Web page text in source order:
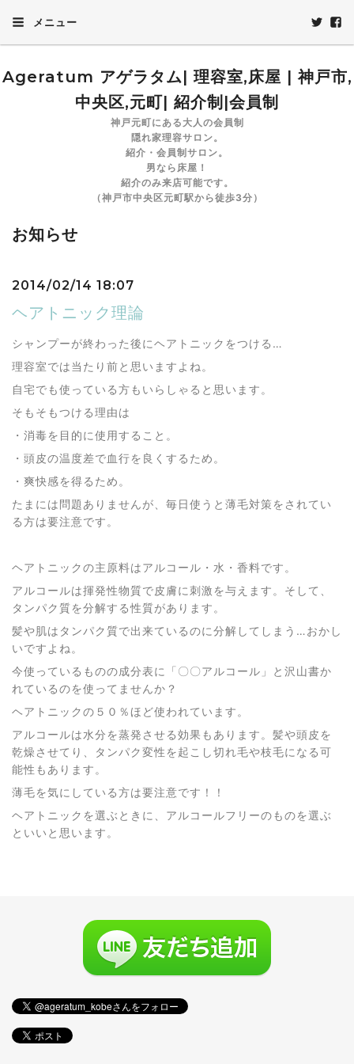
メニュー
Ageratum アゲラタム| 理容室,床屋 | 神戸市,
中央区,元町| 紹介制|会員制
神戸元町にある大人の会員制
隠れ家理容サロン。
紹介・会員制サロン。
男なら床屋！
紹介のみ来店可能です。
（神戸市中央区元町駅から徒歩3分）
お知らせ
2014/02/14 18:07
ヘアトニック理論
シャンプーが終わった後にヘアトニックをつける…
理容室では当たり前と思いますよね。
自宅でも使っている方もいらしゃると思います。
そもそもつける理由は
・消毒を目的に使用すること。
・頭皮の温度差で血行を良くするため。
・爽快感を得るため。
たまには問題ありませんが、毎日使うと薄毛対策をされてい
る方は要注意です。
ヘアトニックの主原料はアルコール・水・香料です。
アルコールは揮発性物質で皮膚に刺激を与えます。そして、
タンパク質を分解する性質があります。
髪や肌はタンパク質で出来ているのに分解してしまう…おかし
いですよね。
今使っているものの成分表に「〇〇アルコール」と沢山書か
れているのを使ってませんか？
ヘアトニックの５０％ほど使われています。
アルコールは水分を蒸発させる効果もあります。髪や頭皮を
乾燥させてり、タンパク変性を起こし切れ毛や枝毛になる可
能性もあります。
薄毛を気にしている方は要注意です！！
ヘアトニックを選ぶときに、アルコールフリーのものを選ぶ
といいと思います。